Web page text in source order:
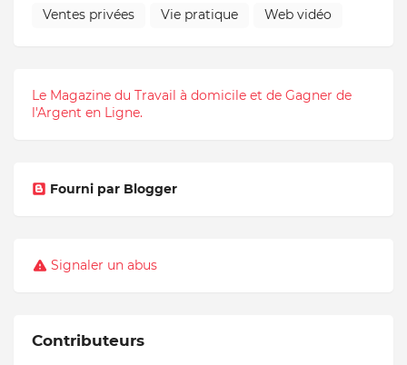
Ventes privées Vie pratique Web vidéo
Le Magazine du Travail à domicile et de Gagner de
l'Argent en Ligne.
Fourni par Blogger
Signaler un abus
Contributeurs